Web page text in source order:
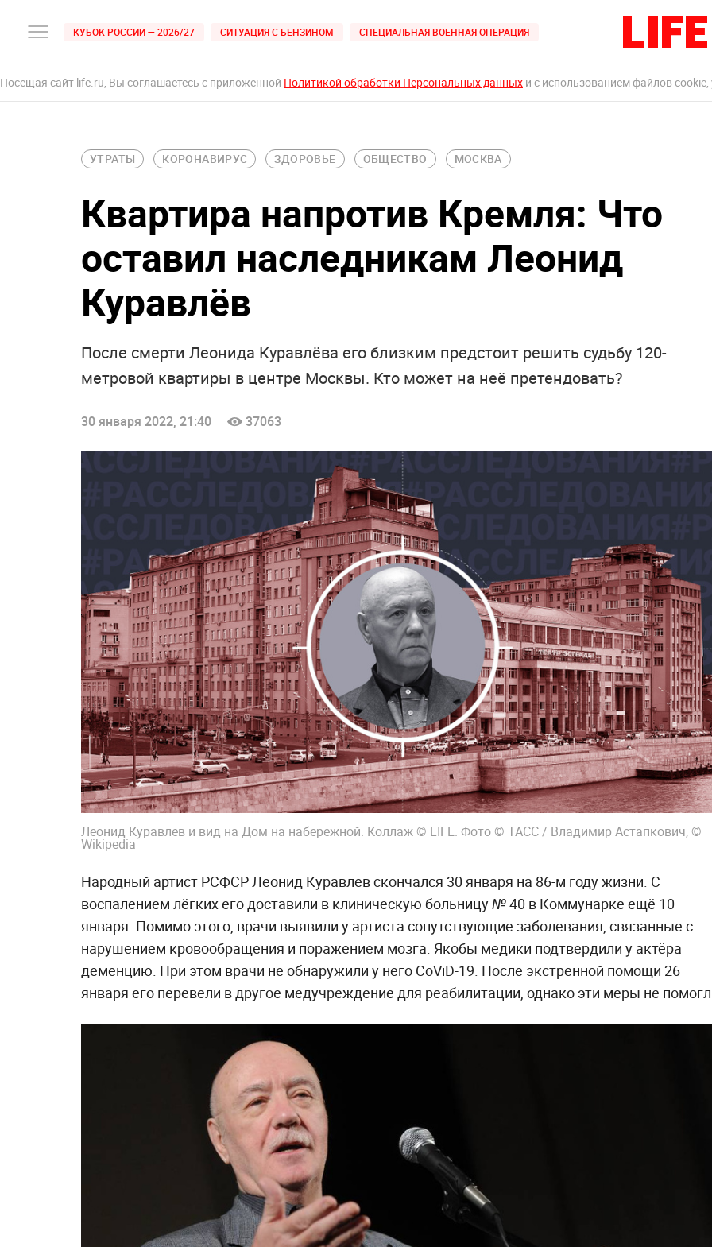
КУБОК РОССИИ — 2026/27 СИТУАЦИЯ С БЕНЗИНОМ СПЕЦИАЛЬНАЯ ВОЕННАЯ ОПЕРАЦИЯ
Посещая сайт life.ru, Вы соглашаетесь с приложенной Политикой обработки Персональных данных и с использованием файлов
УТРАТЫ КОРОНАВИРУС ЗДОРОВЬЕ ОБЩЕСТВО МОСКВА
Квартира напротив Кремля: Что
оставил наследникам Леонид
Куравлёв
После смерти Леонида Куравлёва его близким предстоит решить судьбу 120-
метровой квартиры в центре Москвы. Кто может на неё претендовать?
30 января 2022, 21:40 37063
Леонид Куравлёв и вид на Дом на набережной. Коллаж © LIFE. Фото © ТАСС / Владимир Астапкович, ©
Wikipedia
Народный артист РСФСР Леонид Куравлёв скончался 30 января на 86-м году жизни. С
воспалением лёгких его доставили в клиническую больницу № 40 в Коммунарке ещё 10
января. Помимо этого, врачи выявили у артиста сопутствующие заболевания, связанные с
нарушением кровообращения и поражением мозга. Якобы медики подтвердили у актёра
деменцию. При этом врачи не обнаружили у него CoViD-19. После экстренной помощи 26
января его перевели в другое медучреждение для реабилитации, однако эти меры не